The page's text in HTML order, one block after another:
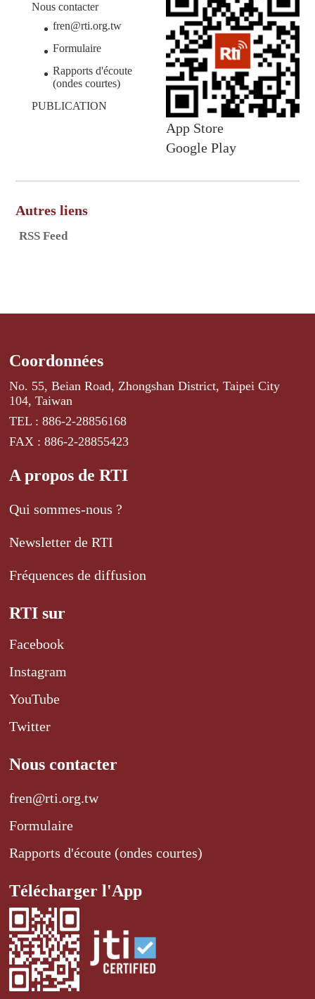
Nous contacter
fren@rti.org.tw
Formulaire
Rapports d'écoute
(ondes courtes)
PUBLICATION
App Store
Google Play
Autres liens
RSS Feed
Coordonnées
No. 55, Beian Road, Zhongshan District, Taipei City
104, Taiwan
TEL : 886-2-28856168
FAX : 886-2-28855423
A propos de RTI
Qui sommes-nous ?
Newsletter de RTI
Fréquences de diffusion
RTI sur
Facebook
Instagram
YouTube
Twitter
Nous contacter
fren@rti.org.tw
Formulaire
Rapports d'écoute (ondes courtes)
Télécharger l'App